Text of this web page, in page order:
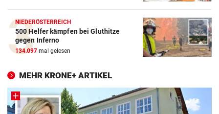
NIEDERÖSTERREICH
500 Helfer kämpfen bei Gluthitze
gegen Inferno
134.097 mal gelesen
MEHR KRONE+ ARTIKEL